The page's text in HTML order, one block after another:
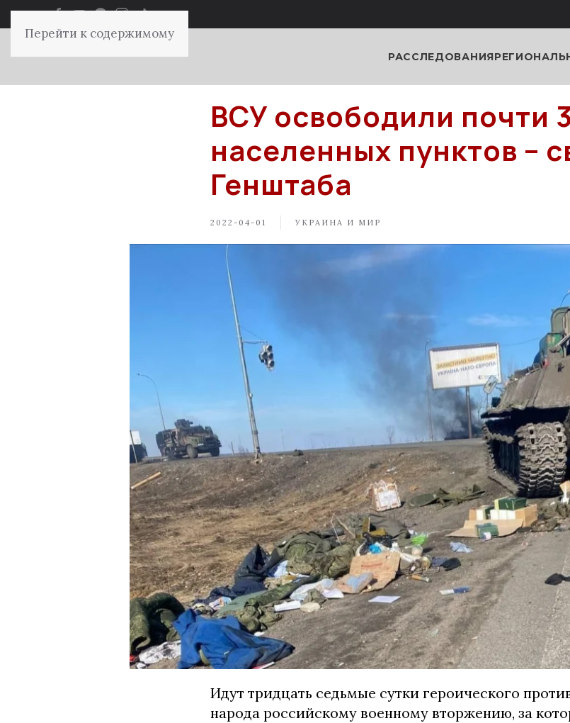
Перейти к содержимому
РАССЛЕДОВАНИЯ
ВСУ освободили почти
населенных пунктов –
Генштаба
2022-04-01 УКРАИНА И МИР
Идут тридцать седьмые сутки героического
народа российскому военному вторжению, за